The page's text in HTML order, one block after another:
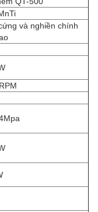
và nghiền chính